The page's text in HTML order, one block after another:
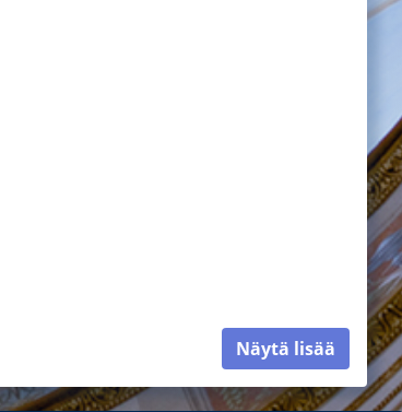
Näytä lisää